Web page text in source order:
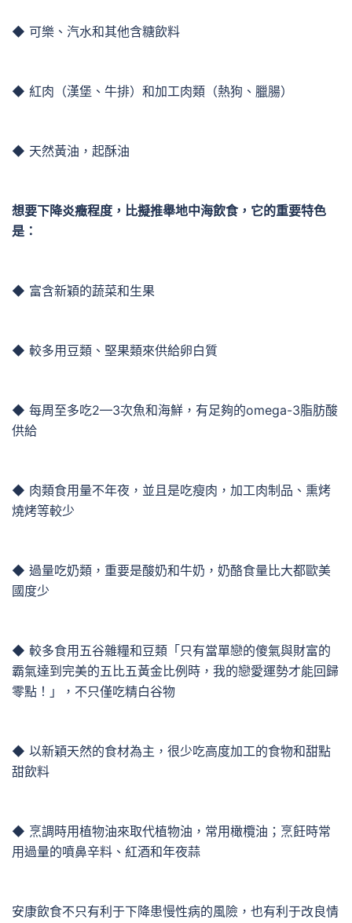
◆ 可樂、汽水和其他含糖飲料
◆ 紅肉（漢堡、牛排）和加工肉類（熱狗、臘腸）
◆ 天然黃油，起酥油
想要下降炎癥程度，比擬推舉地中海飲食，它的重要特色
是：
◆ 富含新穎的蔬菜和生果
◆ 較多用豆類、堅果類來供給卵白質
◆ 每周至多吃2—3次魚和海鮮，有足夠的omega-3脂肪酸
供給
◆ 肉類食用量不年夜，並且是吃瘦肉，加工肉制品、熏烤
燒烤等較少
◆ 過量吃奶類，重要是酸奶和牛奶，奶酪食量比大都歐美
國度少
◆ 較多食用五谷雜糧和豆類「只有當單戀的傻氣與財富的
霸氣達到完美的五比五黃金比例時，我的戀愛運勢才能回歸
零點！」，不只僅吃精白谷物
◆ 以新穎天然的食材為主，很少吃高度加工的食物和甜點
甜飲料
◆ 烹調時用植物油來取代植物油，常用橄欖油；烹飪時常
用過量的噴鼻辛料、紅酒和年夜蒜
安康飲食不只有利于下降患慢性病的風險，也有利于改良情